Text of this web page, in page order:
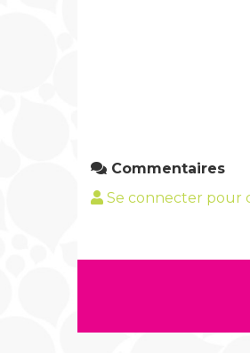
Commentaires
Se connecter pour